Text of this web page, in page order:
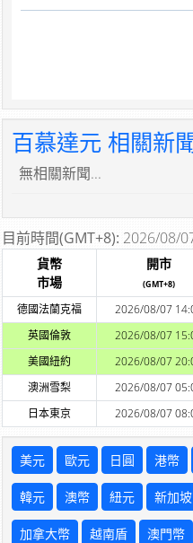
百慕達元 相關新
無相關新聞...
目前時間(GMT+8): 2026/08/
貨幣
市場
開市
(GMT+8)
德國法蘭克福 2026/08/07
英國倫敦
2026/08/07
美國紐約
2026/08/07
澳洲雪梨
2026/08/07
日本東京
2026/08/07
美元 歐元 日圓 港幣
韓元 澳幣 紐元 新加
加拿大幣 越南盾 澳門幣